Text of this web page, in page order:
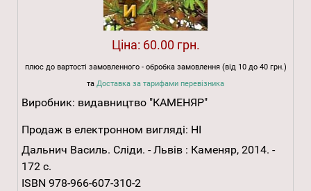
Ціна: 60.00 грн.
плюс до вартості замовленного - обробка замовлення (від 10 до 40 грн.)
та Доставка за тарифами перевізника
Виробник: видавництво "КАМЕНЯР"
Продаж в електронном вигляді: НІ
Дальнич Василь. Сліди. - Львів : Каменяр, 2014. -
172 с.
ISBN 978-966-607-310-2